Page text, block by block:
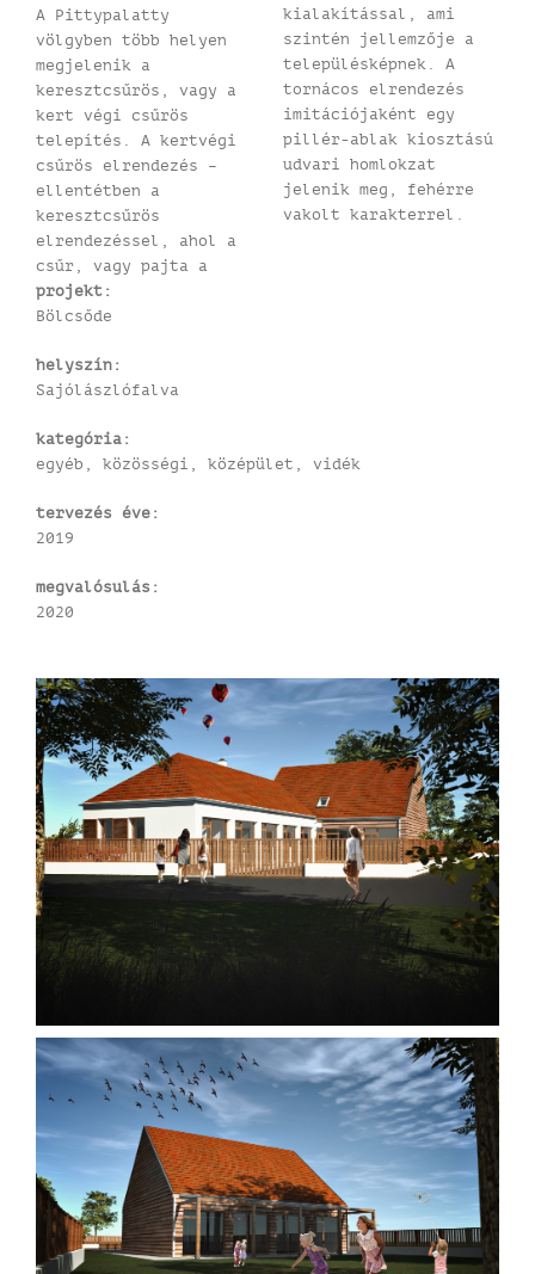
A Pittypalatty
völgyben több helyen
megjelenik a
keresztcsűrös, vagy a
kert végi csűrös
telepítés. A kertvégi
csűrös elrendezés –
ellentétben a
keresztcsűrös
elrendezéssel, ahol a
csűr, vagy pajta a
kialakítással, ami
szintén jellemzője a
településképnek. A
tornácos elrendezés
imitációjaként egy
pillér-ablak kiosztású
udvari homlokzat
jelenik meg, fehérre
vakolt karakterrel.
projekt:
Bölcsőde
helyszín:
Sajólászlófalva
kategória:
egyéb, közösségi, középület, vidék
tervezés éve:
2019
megvalósulás:
2020